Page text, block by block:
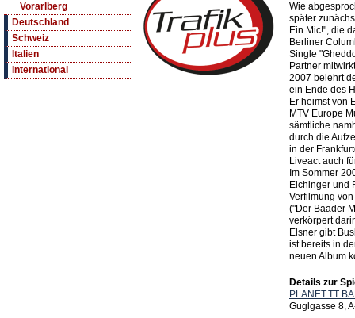
Vorarlberg
Deutschland
Schweiz
Italien
International
Wie
später
Ein Mic!", die
Berliner
Single
Partner
2007 belehrt
ein Ende des
Er heimst von
MTV Europe
sämtliche
durch die
in der
Liveact auch
Im Sommer
Eichinger und
Verfilmung
("Der Baader
verkörpert
Elsner gibt
ist bereits in
neuen Album
Details zur
PLANET.TT
Guglgasse 8,